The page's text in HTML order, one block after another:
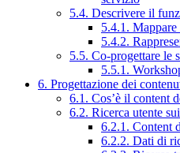
5.4. Descrivere il
5.4.1. Mappare
5.4.2.
5.5. Co-progettare le
5.5.1.
6. Progettazione dei
6.1. Cos’è il content
6.2. Ricerca utente
6.2.1. Content
6.2.2. Dati di